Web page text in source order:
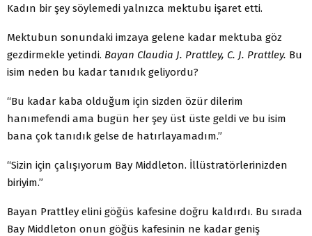
Kadın bir şey söylemedi yalnızca mektubu işaret etti.
Mektubun sonundaki imzaya gelene kadar mektuba göz
gezdirmekle yetindi. Bayan Claudia J. Prattley, C. J. Prattley. Bu
isim neden bu kadar tanıdık geliyordu?
“Bu kadar kaba olduğum için sizden özür dilerim
hanımefendi ama bugün her şey üst üste geldi ve bu isim
bana çok tanıdık gelse de hatırlayamadım.”
“Sizin için çalışıyorum Bay Middleton. İllüstratörlerinizden
biriyim.”
Bayan Prattley elini göğüs kafesine doğru kaldırdı. Bu sırada
Bay Middleton onun göğüs kafesinin ne kadar geniş